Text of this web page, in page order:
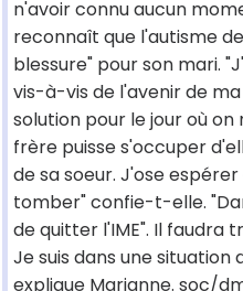
n'avoir connu aucun
reconnaît que l'autisme
blessure" pour son mari.
vis-à-vis de l'avenir de
solution pour le jour où on
frère puisse s'occuper
de sa soeur. J'ose
tomber" confie-t-elle.
de quitter l'IME". Il faudra
Je suis dans une
explique Marianne. soc/